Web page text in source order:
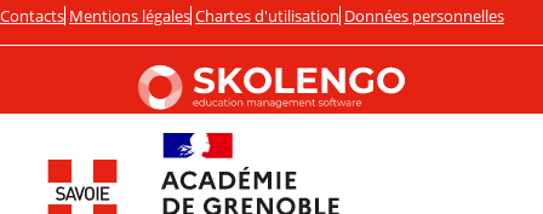
Contacts Mentions légales Chartes d'utilisation Données personnelles